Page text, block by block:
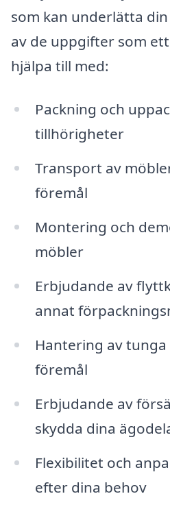
som kan underlätta
av de uppgifter som
hjälpa till med:
Packning och
tillhörigheter
Transport av
föremål
Montering och
möbler
Erbjudande av
annat
Hantering av
föremål
Erbjudande av
skydda dina
Flexibilitet och
efter dina behov